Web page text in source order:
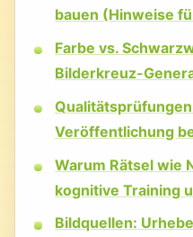
bauen (Hinweise
Farbe vs.
Bilderkreuz-
Veröffentlichung
Warum Rätsel wie
kognitive Training
Bildquellen: